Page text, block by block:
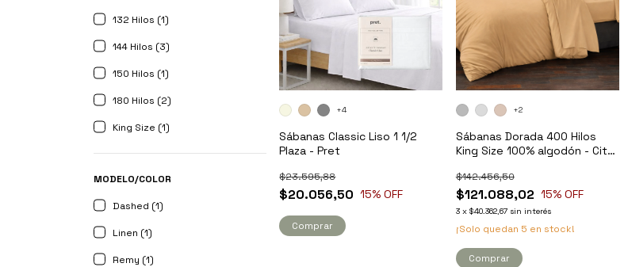
132 Hilos (1)
144 Hilos (3)
150 Hilos (1)
180 Hilos (2)
King Size (1)
MODELO/COLOR
Dashed (1)
Linen (1)
Remy (1)
Sábanas Classic Liso 1 1/2
Plaza - Pret
$20.056,50
$23.595,88
15% OFF
+4
Comprar
Sábanas Dorada 400 Hilos
King Size 100% algodón - City
$121.088,02
$142.456,50
15% OFF
3 x $40.362,67 sin interés
¡Solo quedan 5 en stock!
+2
Comprar